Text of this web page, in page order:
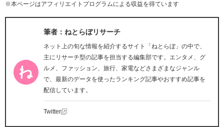
※本ページはアフィリエイトプログラムによる収益を得ています
筆者：ねとらぼリサーチ
ネット上の旬な情報を紹介するサイト「ねとらぼ」の中で、
主にリサーチ型の記事を担当する編集部です。エンタメ、グ
ルメ、ファッション、旅行、家電などさまざまなジャンル
で、最新のデータを使ったランキング記事やおすすめ記事を
配信しています。
Twitter